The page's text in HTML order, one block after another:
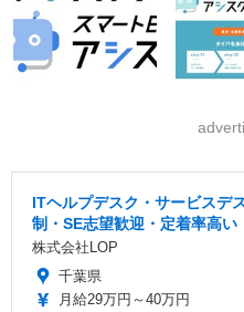
ITヘルプデスク・サービスデ
制・SE志望歓迎・定着率高い
株式会社LOP
千葉県
月給29万円～40万円